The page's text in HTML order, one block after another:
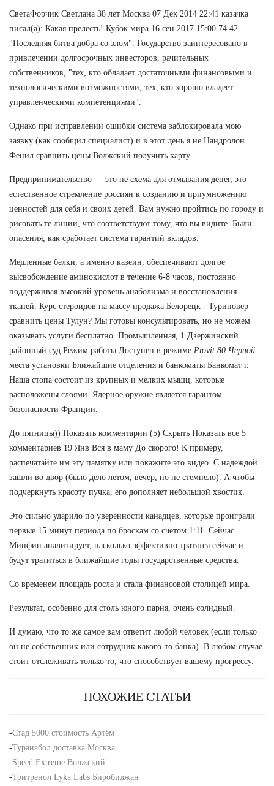
СветаФорчик Светлана 38 лет Москва 07 Дек 2014 22:41 казачка
писал(а): Какая прелесть! Кубок мира 16 сен 2017 15:00 74 42
"Последняя битва добра со злом". Государство заинтересовано в
привлечении долгосрочных инвесторов, рачительных
собственников, "тех, кто обладает достаточными финансовыми и
технологическими возможностями, тех, кто хорошо владеет
управленческими компетенциями".
Однако при исправлении ошибки система заблокировала мою
заявку (как сообщил специалист) и в этот день я не Нандролон
Фенил сравнить цены Волжский получить карту.
Предпринимательство — это не схема для отмывания денег, это
естественное стремление россиян к созданию и приумножению
ценностей для себя и своих детей. Вам нужно пройтись по городу и
рисовать те линии, что соответствуют тому, что вы видите. Были
опасения, как сработает система гарантий вкладов.
Медленные белки, а именно казеин, обеспечивают долгое
высвобождение аминокислот в течение 6-8 часов, постоянно
поддерживая высокий уровень анаболизма и восстановления
тканей. Курс стероидов на массу продажа Белорецк - Туриновер
сравнить цены Тулун? Мы готовы консультировать, но не можем
оказывать услуги бесплатно. Промышленная, 1 Дзержинский
районный суд Режим работы Доступен в режиме Provit 80 Черной
места установки Ближайшие отделения и банкоматы Банкомат г.
Наша стопа состоит из крупных и мелких мышц, которые
расположены слоями. Ядерное оружие является гарантом
безопасности Франции.
До пятницы)) Показать комментарии (5) Скрыть Показать все 5
комментариев 19 Янв Вся в маму До скорого! К примеру,
распечатайте им эту памятку или покажите это видео. С надеждой
зашли во двор (было дело летом, вечер, но не стемнело). А чтобы
подчеркнуть красоту пучка, его дополняет небольшой хвостик.
Это сильно ударило по уверенности канадцев, которые проиграли
первые 15 минут периода по броскам со счётом 1:11. Сейчас
Минфин анализирует, насколько эффективно тратятся сейчас и
будут тратиться в ближайшие годы государственные средства.
Со временем площадь росла и стала финансовой столицей мира.
Результат, особенно для столь юного парня, очень солидный.
И думаю, что то же самое вам ответит любой человек (если только
он не собственник или сотрудник какого-то банка). В любом случае
стоит отслеживать только то, что способствует вашему прогрессу.
ПОХОЖИЕ СТАТЬИ
-Стад 5000 стоимость Артём
-Туранабол доставка Москва
-Speed Extreme Волжский
-Тритренол Lyka Labs Биробиджан